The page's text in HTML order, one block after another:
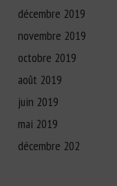
décembre 2019
novembre 2019
octobre 2019
août 2019
juin 2019
mai 2019
décembre 202